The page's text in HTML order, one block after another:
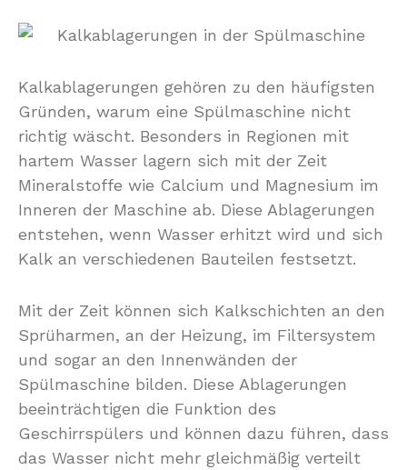
Kalkablagerungen gehören zu den häufigsten
Gründen, warum eine Spülmaschine nicht
richtig wäscht. Besonders in Regionen mit
hartem Wasser lagern sich mit der Zeit
Mineralstoffe wie Calcium und Magnesium im
Inneren der Maschine ab. Diese Ablagerungen
entstehen, wenn Wasser erhitzt wird und sich
Kalk an verschiedenen Bauteilen festsetzt.
Mit der Zeit können sich Kalkschichten an den
Sprüharmen, an der Heizung, im Filtersystem
und sogar an den Innenwänden der
Spülmaschine bilden. Diese Ablagerungen
beeinträchtigen die Funktion des
Geschirrspülers und können dazu führen, dass
das Wasser nicht mehr gleichmäßig verteilt